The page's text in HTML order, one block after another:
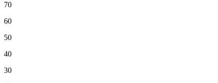
70
60
50
40
30